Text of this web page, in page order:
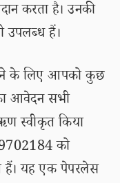
करता है। उनकी
उपलब्ध हैं।
के लिए आपको कुछ
आवेदन सभी
स्वीकृत किया
को
हैं। यह एक पेपरलेस